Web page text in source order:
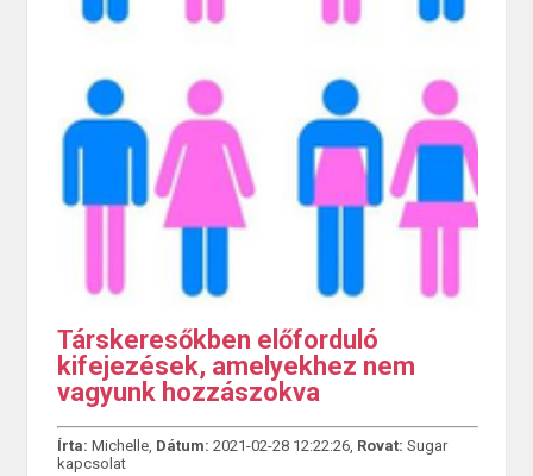
Társkeresőkben előforduló
kifejezések, amelyekhez nem
vagyunk hozzászokva
Írta: Michelle, Dátum: 2021-02-28 12:22:26, Rovat: Sugar
kapcsolat